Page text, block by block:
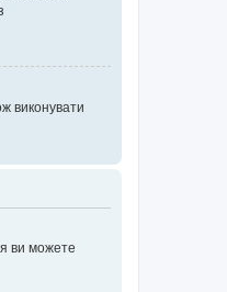
виконувати
ви можете